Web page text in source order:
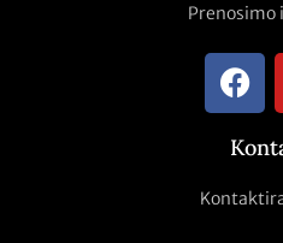
Prenosimo